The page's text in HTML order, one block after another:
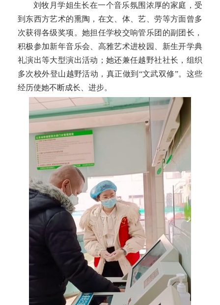
刘牧月学姐生长在一个音乐氛围浓厚的家庭，受
到东西方艺术的熏陶，在文、体、艺、劳等方面曾多
次获得各级奖项。她担任学校交响管乐团的副团长，
积极参加新年音乐会、高雅艺术进校园、 新生开学典
礼演出等大型演出活动；她还兼任越野社社长，组织
多次校外登山越野活动，真正做到 “文武双修”。这些
经历使她不断成长、进步。